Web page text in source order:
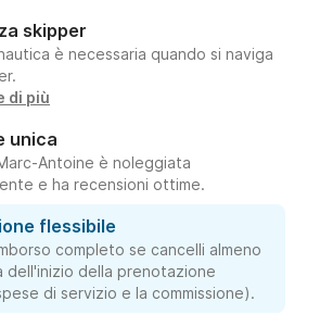
skipper
è necessaria quando si naviga
di più
unica
Antoine è noleggiata
e ha recensioni ottime.
flessibile
completo se cancelli almeno
dell'inizio della prenotazione
di servizio e la commissione).